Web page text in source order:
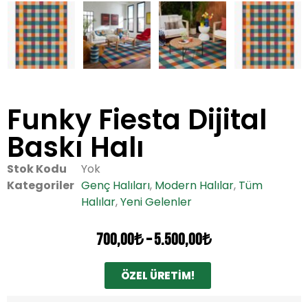
Funky Fiesta Dijital
Baskı Halı
Stok Kodu
Yok
Kategoriler Genç Halıları, Modern Halılar, Tüm
Halılar,Yeni Gelenler
700,00₺–5.500,00₺
ÖZEL ÜRETİM!